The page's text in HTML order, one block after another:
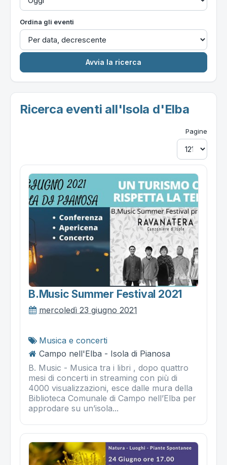
Ordina gli eventi
Ricerca eventi all'Isola d'Elba
Pagine
B.music Summer Festival 2021
mercoledì 23 giugno 2021
Musica e concerti
Campo nell'Elba - Isola di Pianosa
B. Music - Musica tra i libri , dopo quattro
mesi di concerti in streaming con più di
4000 visualizzazioni, esce dalle mura della
Biblioteca Comunale di Campo nell’Elba per
approdare su un’isola...